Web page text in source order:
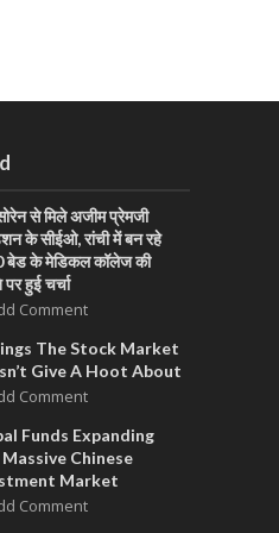
से मिले अजीम प्रेमजी
के सीईओ, रांची में बन रहे
बेड के मेडिकल कॉलेज की
पर हुई चर्चा
Comment
The Stock Market
Give A Hoot About
Comment
Funds Expanding
Chinese
Market
Comment